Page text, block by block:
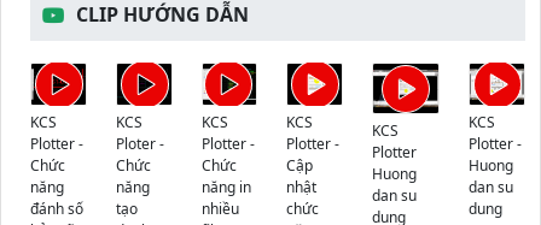
CLIP HƯỚNG DẪN
KCS
Plotter -
Chức
năng
đánh số
KCS
Ploter -
Chức
năng
tạo
KCS
Plotter -
Chức
năng in
nhiều
KCS
Plotter -
Cập
nhật
chức
KCS
Plotter
Huong
dan su
dung
KCS
Plotter -
Huong
dan su
dung